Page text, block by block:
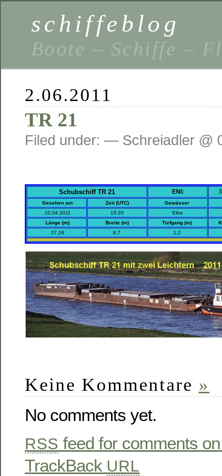
schiffeblog
Boote – Schiffe –
2.06.2011
TR 21
Filed under: — Schreiadler @
Schubschiff TR 21 ENI:
Gesehen am Zeit (UTC)
Gewässer
10.04.2011
15:20
Elbe
Länge (m)
Breite (m) Tiefgang (m)
27,26
8,7 1,2
Keine Kommentare »
No comments yet.
RSS feed for comments
TrackBack URL